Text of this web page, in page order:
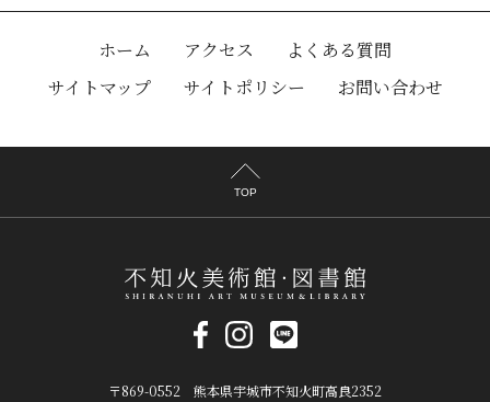
ホーム アクセス
よくある質問
サイトマップ
サイトポリシー お問い合わせ
TOP
〒869-0552 熊本県宇城市不知火町高良2352